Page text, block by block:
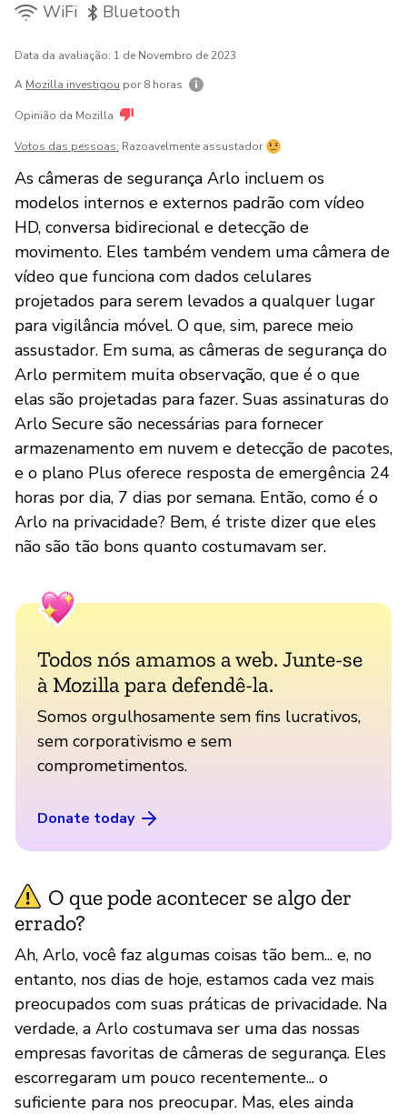
WiFi
Bluetooth
Data da avaliação: 1 de Novembro de 2023
A Mozilla investigou por 8 horas
Opinião da Mozilla
Votos das pessoas: Razoavelmente assustador
As câmeras de segurança Arlo incluem os
modelos internos e externos padrão com vídeo
HD, conversa bidirecional e detecção de
movimento. Eles também vendem uma câmera de
vídeo que funciona com dados celulares
projetados para serem levados a qualquer lugar
para vigilância móvel. O que, sim, parece meio
assustador. Em suma, as câmeras de segurança do
Arlo permitem muita observação, que é o que
elas são projetadas para fazer. Suas assinaturas do
Arlo Secure são necessárias para fornecer
armazenamento em nuvem e detecção de pacotes,
e o plano Plus oferece resposta de emergência 24
horas por dia, 7 dias por semana. Então, como é o
Arlo na privacidade? Bem, é triste dizer que eles
não são tão bons quanto costumavam ser.
Todos nós amamos a web. Junte-se
à Mozilla para defendê-la.
Somos orgulhosamente sem fins lucrativos,
sem corporativismo e sem
comprometimentos.
Donate today
O que pode acontecer se algo der
errado?
Ah, Arlo, você faz algumas coisas tão bem... e, no
entanto, nos dias de hoje, estamos cada vez mais
preocupados com suas práticas de privacidade. Na
verdade, a Arlo costumava ser uma das nossas
empresas favoritas de câmeras de segurança. Eles
escorregaram um pouco recentemente... o
suficiente para nos preocupar. Mas, eles ainda